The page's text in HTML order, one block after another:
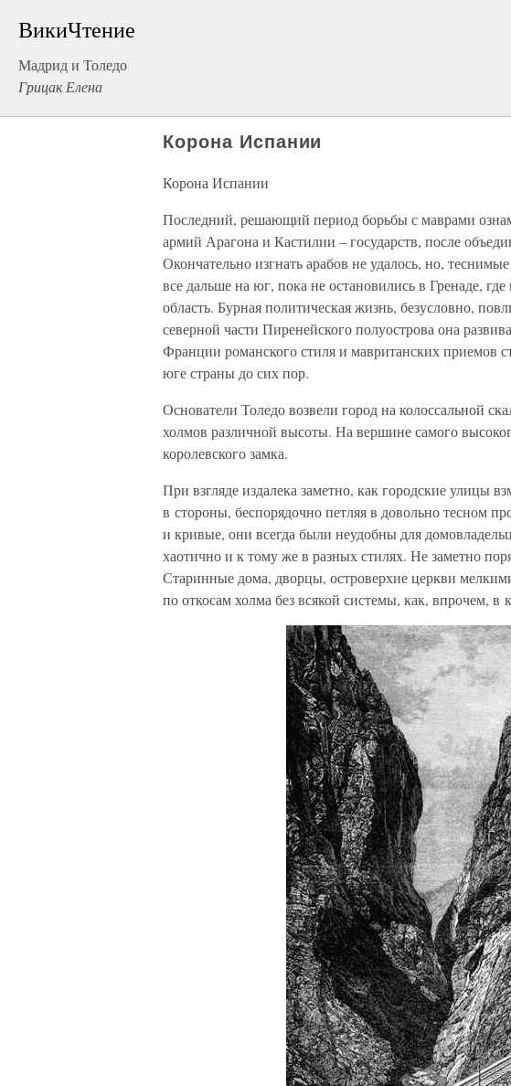
ВикиЧтение
Мадрид и Толедо
Грицак Елена
Корона Испании
Корона Испании
Последний, решающий период борьбы с маврами
армий Арагона и Кастилии – государств, после
Окончательно изгнать арабов не удалось, но,
все дальше на юг, пока не остановились в Гренаде,
область. Бурная политическая жизнь, безусловно,
северной части Пиренейского полуострова она
Франции романского стиля и мавританских приемов
юге страны до сих пор.
Основатели Толедо возвели город на колоссальной
холмов различной высоты. На вершине самого
королевского замка.
При взгляде издалека заметно, как городские улицы
в стороны, беспорядочно петляя в довольно тесном
и кривые, они всегда были неудобны для
хаотично и к тому же в разных стилях. Не заметно
Старинные дома, дворцы, островерхие церкви
по откосам холма без всякой системы, как, впрочем, в